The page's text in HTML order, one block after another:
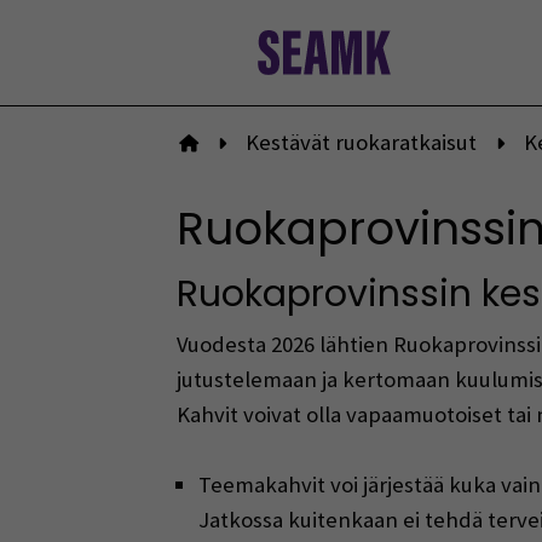
Etusivulle
Kestävät ruokaratkaisut
Ruokaprovinssin
Vuodesta 2026 lähtien
jutustelemaan ja kertomaan
Kahvit voivat olla vapaamuotoiset tai
Teemakahvit voi järjestää kuka
Jatkossa kuitenkaan ei tehdä